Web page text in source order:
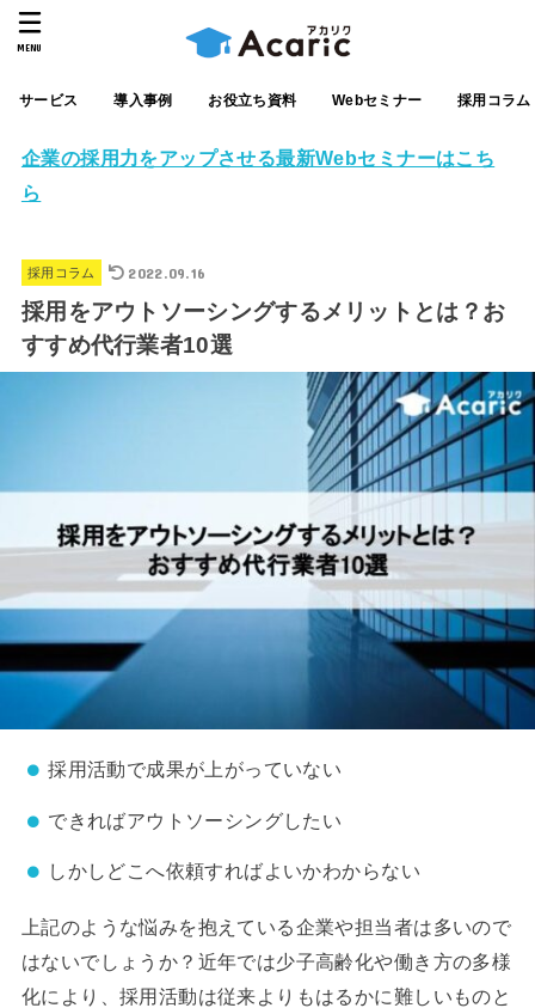
サービス 導入事例 お役立ち資料 Webセミナー 採用コラム
MENU
企業の採用力をアップさせる最新Webセミナーはこち
ら
採用コラム 2022.09.16
採用をアウトソーシングするメリットとは？お
すすめ代行業者10選
採用活動で成果が上がっていない
できればアウトソーシングしたい
しかしどこへ依頼すればよいかわからない
上記のような悩みを抱えている企業や担当者は多いので
はないでしょうか？近年では少子高齢化や働き方の多様
化により、採用活動は従来よりもはるかに難しいものと